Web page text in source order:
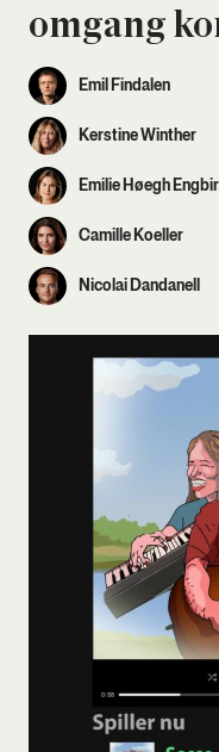
omgang
Emil Findalen
Kerstine Winther
Emilie Høegh
Camille Koeller
Nicolai Dandanell